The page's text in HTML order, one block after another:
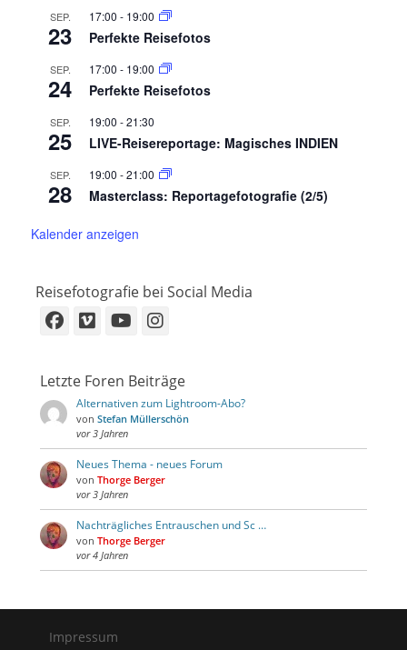
SEP.
23
17:00 - 19:00
Perfekte Reisefotos
SEP.
24
17:00 - 19:00
Perfekte Reisefotos
SEP.
25
19:00 -21:30
LIVE-Reisereportage: Magisches INDIEN
SEP.
28
19:00 -21:00
Masterclass: Reportagefotografie (2/5)
Kalender anzeigen
Reisefotografie bei Social Media
Facebook
VimeoYouTube
Instagram
Letzte Foren Beiträge
Alternativen zum Lightroom-Abo?
von Stefan Müllerschön
vor 3 Jahren
Neues Thema - neues Forum
von Thorge Berger
vor 3 Jahren
Nachträgliches Entrauschen und Sc …
von Thorge Berger
vor 4 Jahren
Impressum